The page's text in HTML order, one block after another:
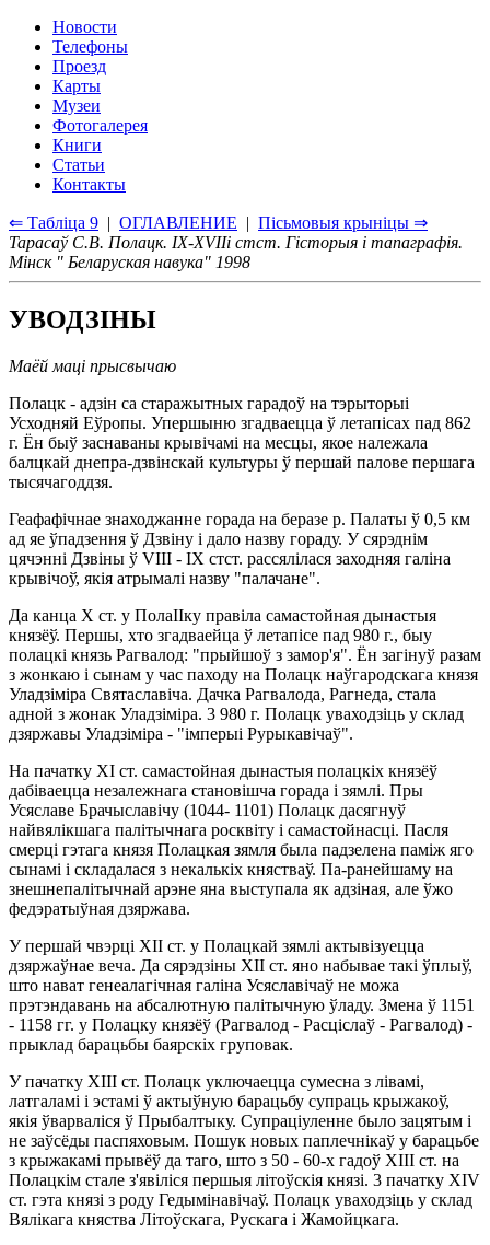
Новости
Телефоны
Проезд
Карты
Музеи
Фотогалерея
Книги
Статьи
Контакты
⇐ Таблiца 9 | ОГЛАВЛЕНИЕ | Пiсьмовыя крынiцы ⇒
Тарасаў С.В. Полацк. IX-XVIIi стст. Гiсторыя i тапаграфiя.
Мiнск " Беларуская навука" 1998
УВОДЗIНЫ
Маёй мацi прысвычаю
Полацк - адзiн са старажытных гарадоў на тэрыторыi
Усходняй Еўропы. Упершыню згадваецца ў летапiсах пад 862
г. Ён быў заснаваны крывiчамi на месцы, якое належала
балцкай днепра-дзвiнскай культуры ў першай палове першага
тысячагоддзя.
Геафафiчнае знаходжанне горада на беразе р. Палаты ў 0,5 км
ад яе ўпадзення ў Дзвiну i дало назву гораду. У сярэднiм
цячэннi Дзвiны ў VIII - IX стст. рассялiлася заходняя галiна
крывiчоў, якiя атрымалi назву "палачане".
Да канца X ст. у ПолаIIку правiла самастойная дынастыя
князёў. Першы, хто згадваейца ў летапiсе пад 980 г., быу
полацкi князь Рагвалод: "прыйшоў з замор'я". Ён загiнуў разам
з жонкаю i сынам у час паходу на Полацк наўгародскага князя
Уладзiмiра Святаславiча. Дачка Рагвалода, Рагнеда, стала
адной з жонак Уладзiмiра. 3 980 г. Полацк уваходзiць у склад
дзяржавы Уладзiмiра - "iмперыi Рурыкавiчаў".
На пачатку XI ст. самастойная дынастыя полацкiх князёў
дабiваецца незалежнага становiшча горада i зямлi. Пры
Усяславе Брачыславiчу (1044- 1101) Полацк дасягнуў
найвялiкшага палiтычнага росквiту i самастойнасцi. Пасля
смерцi гэтага князя Полацкая зямля была падзелена памiж яго
сынамi i складалася з некалькiх княстваў. Па-ранейшаму на
знешнепалiтычнай арэне яна выступала як адзiная, але ўжо
федэратыўная дзяржава.
У першай чвэрцi XII ст. у Полацкай зямлi актывiзуецца
дзяржаўнае веча. Да сярэдзiны XII ст. яно набывае такi ўплыў,
што нават генеалагiчная галiна Усяславiчаў не можа
прэтэндавань на абсалютную палiтычную ўладу. Змена ў 1151
- 1158 гг. у Полацку князёў (Рагвалод - Расцiслаў - Рагвалод) -
прыклад барацьбы баярскiх груповак.
У пачатку XIII ст. Полацк уключаецца сумесна з лiвамi,
латгаламi i эстамi ў актыўную барацьбу супраць крыжакоў,
якiя ўварвалiся ў Прыбалтыку. Супрацiуленне было зацятым i
не заўсёды паспяховым. Пошук новых паплечнiкаў у барацьбе
з крыжакамi прывёў да таго, што з 50 - 60-х гадоў XIII ст. на
Полацкiм стале з'явiлiся першыя лiтоўскiя князi. 3 пачатку XIV
ст. гэта князi з роду Гедымiнавiчаў. Полацк уваходзiць у склад
Вялiкага княства Лiтоўскага, Рускага i Жамойцкага.